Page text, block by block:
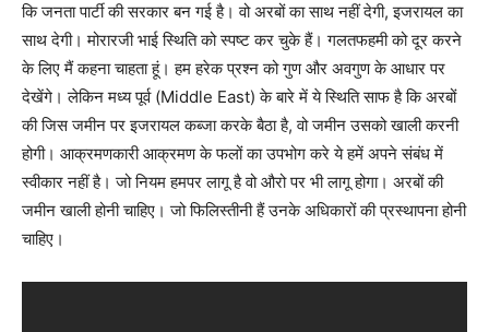
कि जनता पार्टी की सरकार बन गई है। वो अरबों का साथ नहीं देगी, इजरायल का
साथ देगी। मोरारजी भाई स्थिति को स्पष्ट कर चुके हैं। गलतफहमी को दूर करने
के लिए मैं कहना चाहता हूं। हम हरेक प्रश्न को गुण और अवगुण के आधार पर
देखेंगे। लेकिन मध्य पूर्व (Middle East) के बारे में ये स्थिति साफ है कि अरबों
की जिस जमीन पर इजरायल कब्जा करके बैठा है, वो जमीन उसको खाली करनी
होगी। आक्रमणकारी आक्रमण के फलों का उपभोग करे ये हमें अपने संबंध में
स्वीकार नहीं है। जो नियम हमपर लागू है वो औरो पर भी लागू होगा। अरबों की
जमीन खाली होनी चाहिए। जो फिलिस्तीनी हैं उनके अधिकारों की प्रस्थापना होनी
चाहिए।